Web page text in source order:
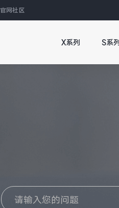
官网社区
X系列 S系列